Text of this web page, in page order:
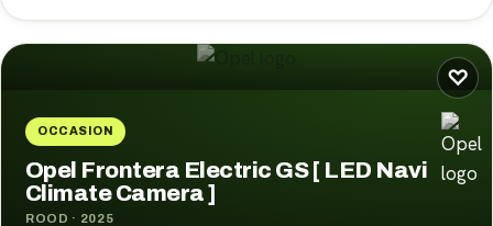
♡
OCCASION
Opel Frontera Electric GS [ LED Navi
Climate Camera ]
ROOD · 2025